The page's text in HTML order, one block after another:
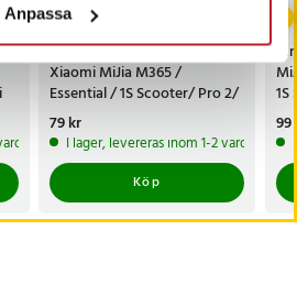
Anpassa
Vattentätt ladduttag för
Xiaomi MiJia M365 /
Essential / 1S Scooter/ Pro 2/
Xiaomi Mi Electric Scooter 3
Pris:
79 kr
I lager, levereras inom 1-2 vardagar
Köp
Mi
99